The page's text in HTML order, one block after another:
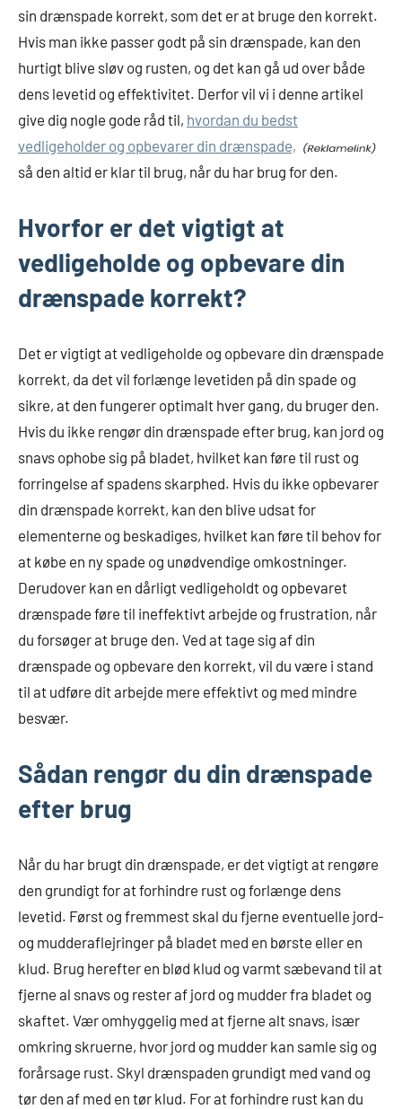
sin drænspade korrekt, som det er at bruge den korrekt.
Hvis man ikke passer godt på sin drænspade, kan den
hurtigt blive sløv og rusten, og det kan gå ud over både
dens levetid og effektivitet. Derfor vil vi i denne artikel
give dig nogle gode råd til, hvordan du bedst
vedligeholder og opbevarer din drænspade,
så den altid er klar til brug, når du har brug for den.
Hvorfor er det vigtigt at
vedligeholde og opbevare din
drænspade korrekt?
Det er vigtigt at vedligeholde og opbevare din drænspade
korrekt, da det vil forlænge levetiden på din spade og
sikre, at den fungerer optimalt hver gang, du bruger den.
Hvis du ikke rengør din drænspade efter brug, kan jord og
snavs ophobe sig på bladet, hvilket kan føre til rust og
forringelse af spadens skarphed. Hvis du ikke opbevarer
din drænspade korrekt, kan den blive udsat for
elementerne og beskadiges, hvilket kan føre til behov for
at købe en ny spade og unødvendige omkostninger.
Derudover kan en dårligt vedligeholdt og opbevaret
drænspade føre til ineffektivt arbejde og frustration, når
du forsøger at bruge den. Ved at tage sig af din
drænspade og opbevare den korrekt, vil du være i stand
til at udføre dit arbejde mere effektivt og med mindre
besvær.
Sådan rengør du din drænspade
efter brug
Når du har brugt din drænspade, er det vigtigt at rengøre
den grundigt for at forhindre rust og forlænge dens
levetid. Først og fremmest skal du fjerne eventuelle jord-
og mudderaflejringer på bladet med en børste eller en
klud. Brug herefter en blød klud og varmt sæbevand til at
fjerne al snavs og rester af jord og mudder fra bladet og
skaftet. Vær omhyggelig med at fjerne alt snavs, især
omkring skruerne, hvor jord og mudder kan samle sig og
forårsage rust. Skyl drænspaden grundigt med vand og
tør den af med en tør klud. For at forhindre rust kan du